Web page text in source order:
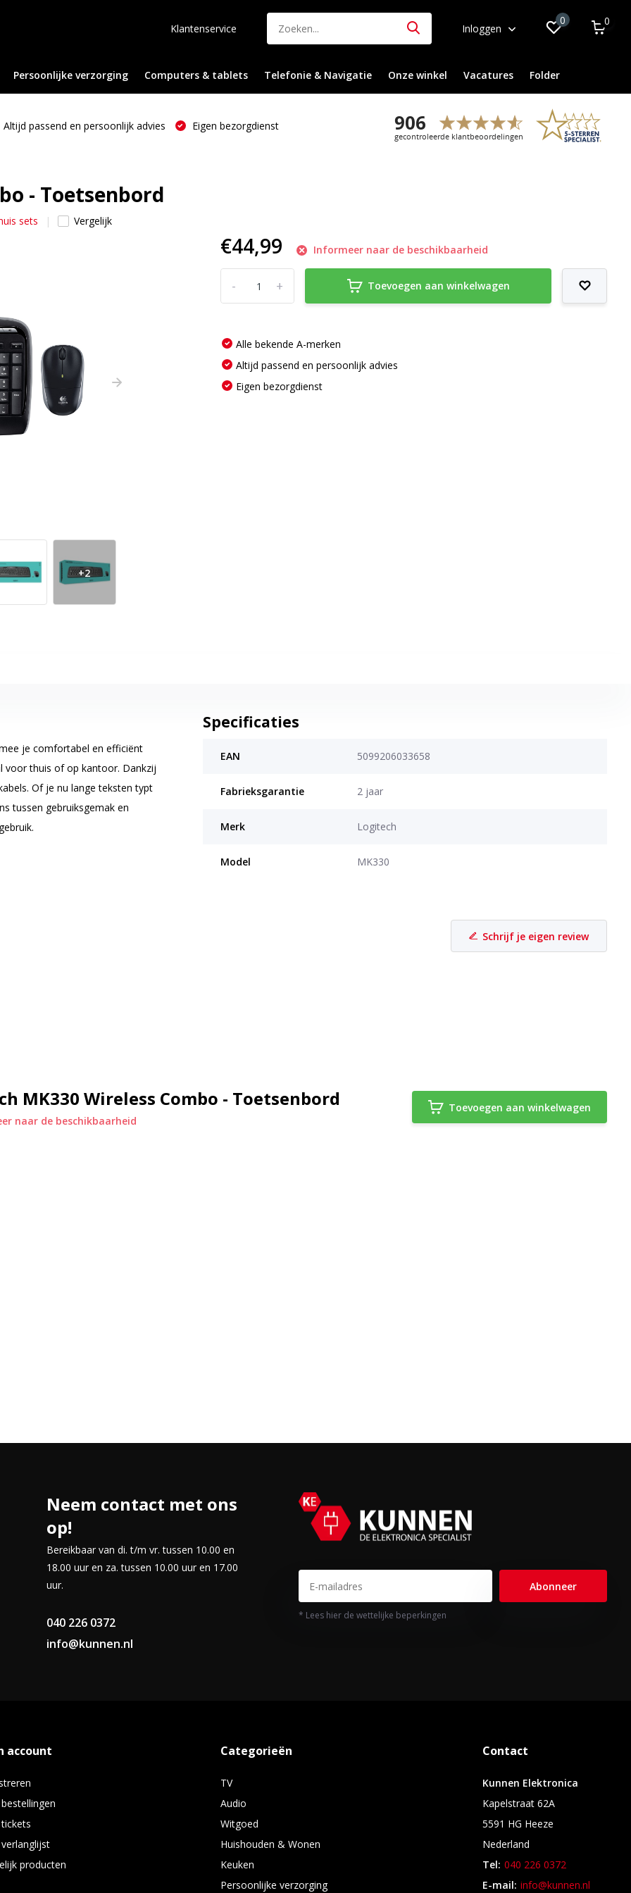
Klantenservice Inloggen
0 0
Persoonlijke verzorging Computers & tablets Telefonie & Navigatie Onze winkel Vacatures Folder
Altijd passend en persoonlijk advies Eigen bezorgdienst
- Toetsenbord
sets Vergelijk
+2
€44,99 Informeer naar de beschikbaarheid
+
- Toevoegen aan winkelwagen
Alle bekende A-merken
Altijd passend en persoonlijk advies
Eigen bezorgdienst
je comfortabel en efficiënt
voor thuis of op kantoor. Dankzij
Of je nu lange teksten typt
tussen gebruiksgemak en
waarmee je snel
geschikt voor zowel links- als
in één pakket. Of
en veelzijdige oplossing
Specificaties
EAN 5099206033658
Fabrieksgarantie 2 jaar
Merk Logitech
Model MK330
Schrijf je eigen review
MK330 Wireless Combo - Toetsenbord
naar de beschikbaarheid
Toevoegen aan winkelwagen
Neem contact met ons
op!
Bereikbaar van di. t/m vr. tussen 10.00 en
18.00 uur en za. tussen 10.00 uur en 17.00
uur.
040 226 0372
info@kunnen.nl
Abonneer
* Lees hier de wettelijke beperkingen
account
producten
Categorieën
TV
Audio
Witgoed
Huishouden & Wonen
Keuken
Persoonlijke verzorging
Contact
Kunnen Elektronica
Kapelstraat 62A
5591 HG Heeze
Nederland
Tel: 040 226 0372
E-mail: info@kunnen.nl